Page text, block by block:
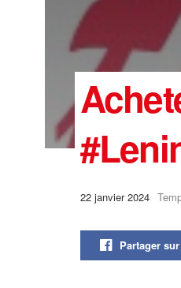
22 janvier 2024
Partager